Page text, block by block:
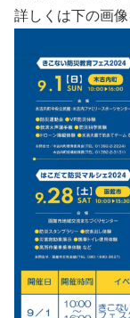
詳しくは下の画像